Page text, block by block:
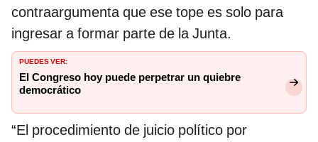
contraargumenta que ese tope es solo para
ingresar a formar parte de la Junta.
PUEDES VER:
El Congreso hoy puede perpetrar un quiebre
democrático
“El procedimiento de juicio político por